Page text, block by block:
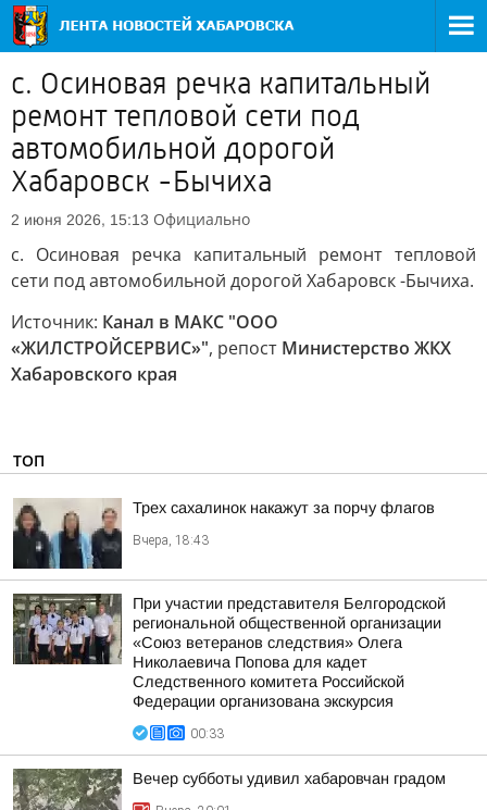
с. Осиновая речка капитальный
ремонт тепловой сети под
автомобильной дорогой
Хабаровск -Бычиха
2 июня 2026, 15:13 Официально
с. Осиновая речка капитальный ремонт тепловой
сети под автомобильной дорогой Хабаровск -Бычиха.
Источник: Канал в МАКС "ООО
«ЖИЛСТРОЙСЕРВИС»", репост Министерство ЖКХ
Хабаровского края
ТОП
Трех сахалинок накажут за порчу флагов
Вчера, 18:43
При участии представителя Белгородской
региональной общественной организации
«Союз ветеранов следствия» Олега
Николаевича Попова для кадет
Следственного комитета Российской
Федерации организована экскурсия
00:33
Вечер субботы удивил хабаровчан градом